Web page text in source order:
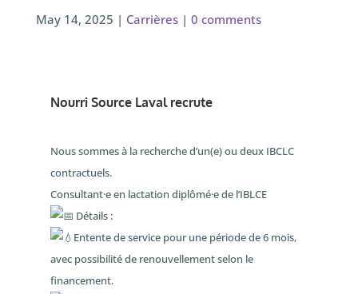
May 14, 2025 | Carrières| 0 comments
Nourri Source Laval recrute
Nous sommes à la recherche d’un(e) ou deux IBCLC
contractuels.
Consultant·e en lactation diplômé·e de l’IBLCE
Détails :
Entente de service pour une période de 6 mois,
avec possibilité de renouvellement selon le
financement.